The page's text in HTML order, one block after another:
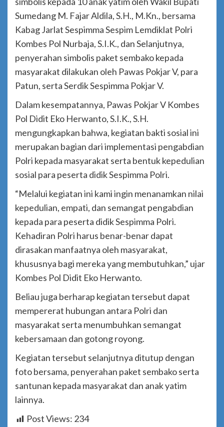
Sumedang M. Fajar Aldila, S.H., M.Kn., bersama
Kabag Jarlat Sespimma Sespim Lemdiklat Polri
Kombes Pol Nurbaja, S.I.K., dan Selanjutnya,
penyerahan simbolis paket sembako kepada
masyarakat dilakukan oleh Pawas Pokjar V, para
Patun, serta Serdik Sespimma Pokjar V.
Dalam kesempatannya, Pawas Pokjar V Kombes
Pol Didit Eko Herwanto, S.I.K., S.H.
mengungkapkan bahwa, kegiatan bakti sosial ini
merupakan bagian dari implementasi pengabdian
Polri kepada masyarakat serta bentuk kepedulian
sosial para peserta didik Sespimma Polri.
“Melalui kegiatan ini kami ingin menanamkan nilai
kepedulian, empati, dan semangat pengabdian
kepada para peserta didik Sespimma Polri.
Kehadiran Polri harus benar-benar dapat
dirasakan manfaatnya oleh masyarakat,
khususnya bagi mereka yang membutuhkan,” ujar
Kombes Pol Didit Eko Herwanto.
Beliau juga berharap kegiatan tersebut dapat
mempererat hubungan antara Polri dan
masyarakat serta menumbuhkan semangat
kebersamaan dan gotong royong.
Kegiatan tersebut selanjutnya ditutup dengan
foto bersama, penyerahan paket sembako serta
santunan kepada masyarakat dan anak yatim
lainnya.
Post Views: 234